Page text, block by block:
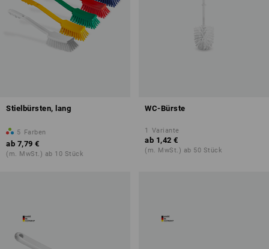
Stielbürsten, lang
5 Farben
ab 7,79 €
(m. MwSt.) ab 10 Stück
WC-Bürste
1 Variante
ab 1,42 €
(m. MwSt.) ab 50 Stück